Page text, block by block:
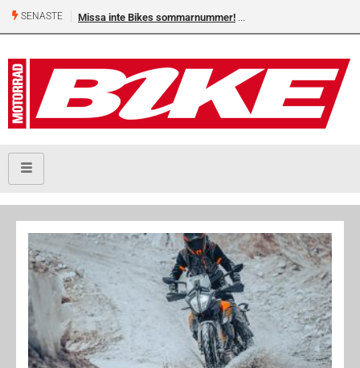
SENASTE Missa inte Bikes sommarnummer!